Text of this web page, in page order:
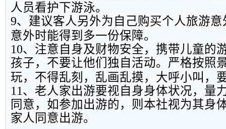
人员看护下游泳。
9、建议客人另外为自己购买个人旅游
意外时能得到多一份保障。
10、注意自身及财物安全，携带儿童的
孩子，不要让他们独自活动。严格按照
玩，不得乱刻，乱画乱摸，大呼小叫，
11、老人家出游要视自身身体状况，量
同意，如参加出游的，则本社视为其身
家人同意出游。